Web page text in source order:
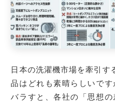
日本の洗濯機市場を牽引す
品はどれも素晴らしいで
バラすと、各社の「思想の